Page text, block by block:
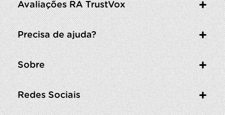
Avaliações RA TrustVox
Precisa de ajuda?
Sobre
Redes Sociais